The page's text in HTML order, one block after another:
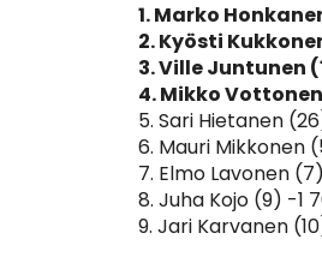
1. Marko
2. Kyösti
3. Ville Juntunen
4. Mikko
5. Sari Hietanen
6. Mauri Mikkonen
7. Elmo Lavonen
8. Juha Kojo (9) -1
9. Jari Karvanen